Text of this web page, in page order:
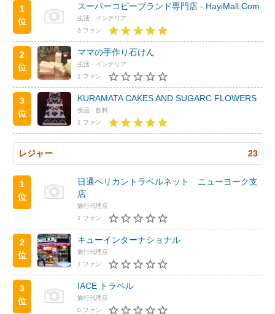
1
位
スーパーコピーブランド専門店 - HayiMall.Com
生活・インテリア
3 ファン
2
位
ママの手作り石けん
生活・インテリア
1 ファン
3
位
KURAMATA CAKES AND SUGARC FLOWERS
食品・飲料
1 ファン
レジャー 23
1
位
日通ペリカントラベルネット ニューヨーク支
店
旅行代理店
1 ファン
2
位
キューインターナショナル
旅行代理店
1 ファン
3
位
IACE トラベル
旅行代理店
0 ファン